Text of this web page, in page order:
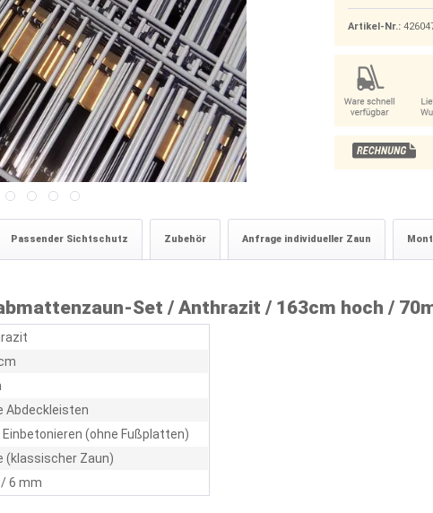
Artikel-Nr.:
Passender Sichtschutz Zubehör Anfrage individueller Zaun
Set / Anthrazit / 163cm hoch /
Abdeckleisten
Einbetonieren (ohne Fußplatten)
(klassischer Zaun)
6 mm